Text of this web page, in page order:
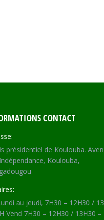
CONTACT
présidentiel de Koulouba.
Koulouba,
au jeudi, 7H30 – 12H30 /
Vend 7H30 – 12H30 / 13H30 –